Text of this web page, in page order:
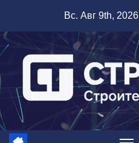
содержимому
Вс. Авг 9th, 2026